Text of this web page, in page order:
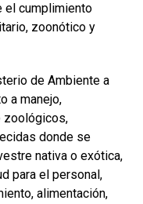
el cumplimiento
zoonótico y
de Ambiente a
a manejo,
zoológicos,
donde se
nativa o exótica,
para el personal,
alimentación,